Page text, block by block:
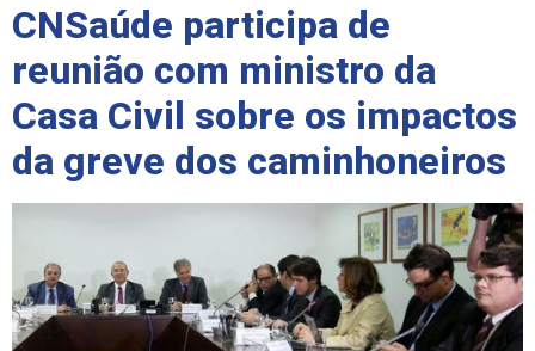
CNSaúde participa de
reunião com ministro da
Casa Civil sobre os impactos
da greve dos caminhoneiros